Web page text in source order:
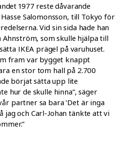
1977 reste dåvarande
Salomonsson, till Tokyo för
Vid sin sida hade han
som skulle hjälpa till
IKEA prägel på varuhuset.
fram var bygget knappt
en stor tom hall på 2.700
börjat sätta upp lite
hur de skulle hinna”, säger
partner sa bara ’Det är inga
jag och Carl-Johan tänkte att vi